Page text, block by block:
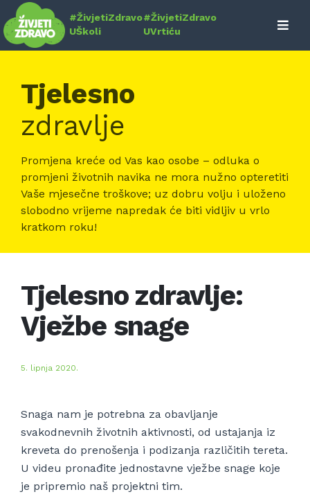
Skip
to
content
#ŽivjetiZdravo
UŠkoli
#ŽivjetiZdravo
UVrtiću
Tjelesno
zdravlje
Promjena kreće od Vas kao osobe – odluka o
promjeni životnih navika ne mora nužno opteretiti
Vaše mjesečne troškove; uz dobru volju i uloženo
slobodno vrijeme napredak će biti vidljiv u vrlo
kratkom roku!
Tjelesno zdravlje:
Vježbe snage
5. lipnja 2020.
Snaga nam je potrebna za obavljanje
svakodnevnih životnih aktivnosti, od ustajanja iz
kreveta do prenošenja i podizanja različitih tereta.
U videu pronađite jednostavne vježbe snage koje
je pripremio naš projektni tim.